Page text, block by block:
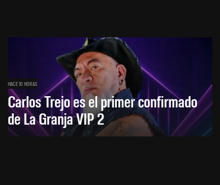
HACE 10 HORAS
Carlos Trejo es el primer confirmado
de La Granja VIP 2